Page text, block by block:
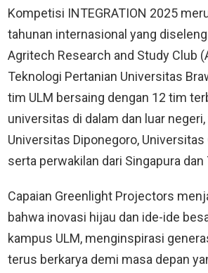
Kompetisi INTEGRATION 2025
tahunan internasional yang
Agritech Research and Study Club
Teknologi Pertanian Universitas
tim ULM bersaing dengan 12 tim
universitas di dalam dan luar
Universitas Diponegoro, Universitas
serta perwakilan dari Singapura dan
Capaian Greenlight Projectors
bahwa inovasi hijau dan ide-ide
kampus ULM, menginspirasi
terus berkarya demi masa depan